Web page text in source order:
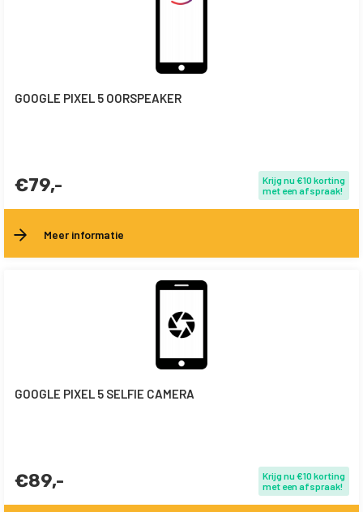
GOOGLE PIXEL 5 OORSPEAKER
€79,-
Krijg nu €10 korting
met een afspraak!
Meer informatie
GOOGLE PIXEL 5 SELFIE CAMERA
€89,-
Krijg nu €10 korting
met een afspraak!